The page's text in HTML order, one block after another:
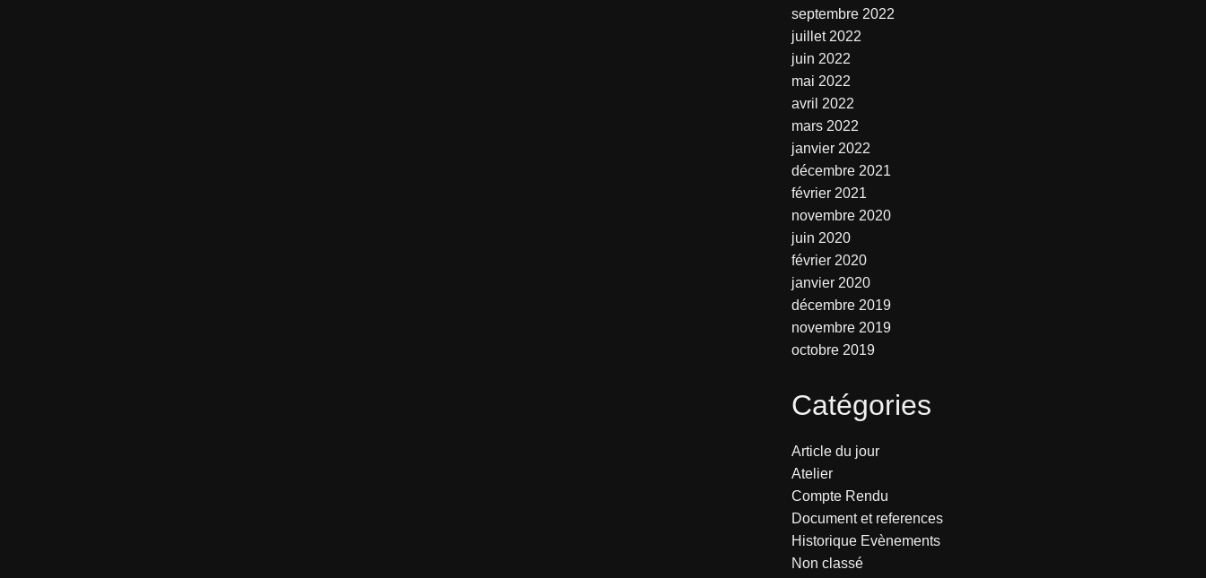
septembre 2022
juillet 2022
juin 2022
mai 2022
avril 2022
mars 2022
janvier 2022
décembre 2021
février 2021
novembre 2020
juin 2020
février 2020
janvier 2020
décembre 2019
novembre 2019
octobre 2019
Catégories
Article du jour
Atelier
Compte Rendu
Document et references
Historique Evènements
Non classé